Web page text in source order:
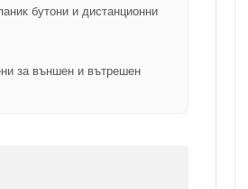
бутони и дистанционни
за външен и вътрешен